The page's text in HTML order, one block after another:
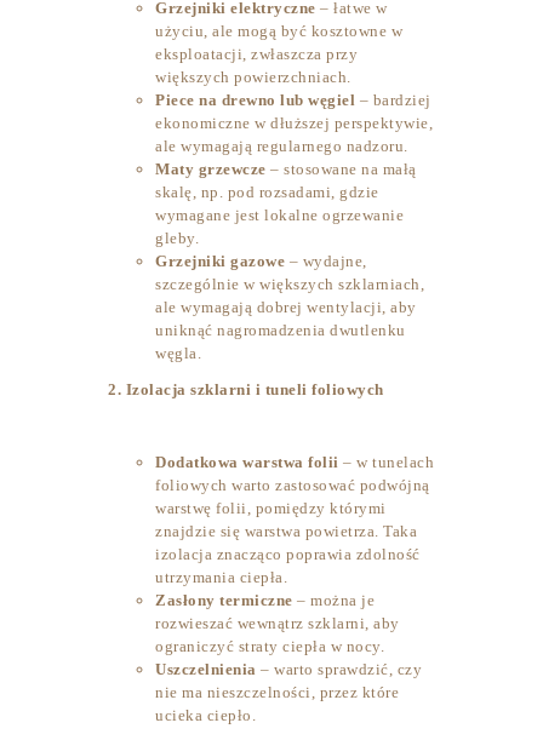
Grzejniki elektryczne – łatwe w
użyciu, ale mogą być kosztowne w
eksploatacji, zwłaszcza przy
większych powierzchniach.
Piece na drewno lub węgiel – bardziej
ekonomiczne w dłuższej perspektywie,
ale wymagają regularnego nadzoru.
Maty grzewcze – stosowane na małą
skalę, np. pod rozsadami, gdzie
wymagane jest lokalne ogrzewanie
gleby.
Grzejniki gazowe – wydajne,
szczególnie w większych szklarniach,
ale wymagają dobrej wentylacji, aby
uniknąć nagromadzenia dwutlenku
węgla.
2. Izolacja szklarni i tuneli foliowych
Dodatkowa warstwa folii – w tunelach
foliowych warto zastosować podwójną
warstwę folii, pomiędzy którymi
znajdzie się warstwa powietrza. Taka
izolacja znacząco poprawia zdolność
utrzymania ciepła.
Zasłony termiczne – można je
rozwieszać wewnątrz szklarni, aby
ograniczyć straty ciepła w nocy.
Uszczelnienia – warto sprawdzić, czy
nie ma nieszczelności, przez które
ucieka ciepło.